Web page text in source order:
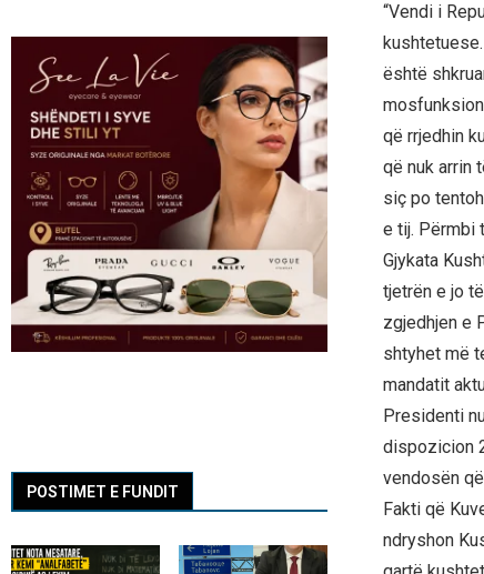
“Vendi i
është
që rrjedhin
që nuk arrin
siç po
e tij. Përmbi
Gjykata
tjetrën e jo
zgjedhjen e
shtyhet më
mandatit
Presidenti
dispozicion
vendosën
Fakti që
ndryshon
POSTIMET E FUNDIT